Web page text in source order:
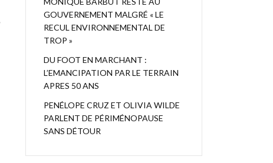
GOUVERNEMENT MALGRÉ « LE
RECUL ENVIRONNEMENTAL DE
TROP »
DU FOOT EN MARCHANT :
L’EMANCIPATION PAR LE TERRAIN
APRES 50 ANS
PENÉLOPE CRUZ ET OLIVIA WILDE
PARLENT DE PÉRIMÉNOPAUSE
SANS DÉTOUR